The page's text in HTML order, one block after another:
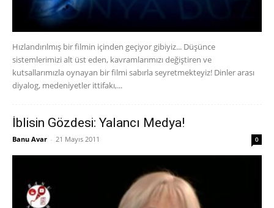
Hızlandırılmış bir filmin içinden geçiyor gibiyiz... Düşünce
sistemlerimizi alt üst eden, kavramlarımızı değiştiren ve
kutsallarımızla oynayan bir filmi sabırla seyretmekteyiz! Dinler arası
diyalog, medeniyetler ittifakı,...
İblisin Gözdesi: Yalancı Medya!
Banu Avar - 21 Mayıs 2011 0